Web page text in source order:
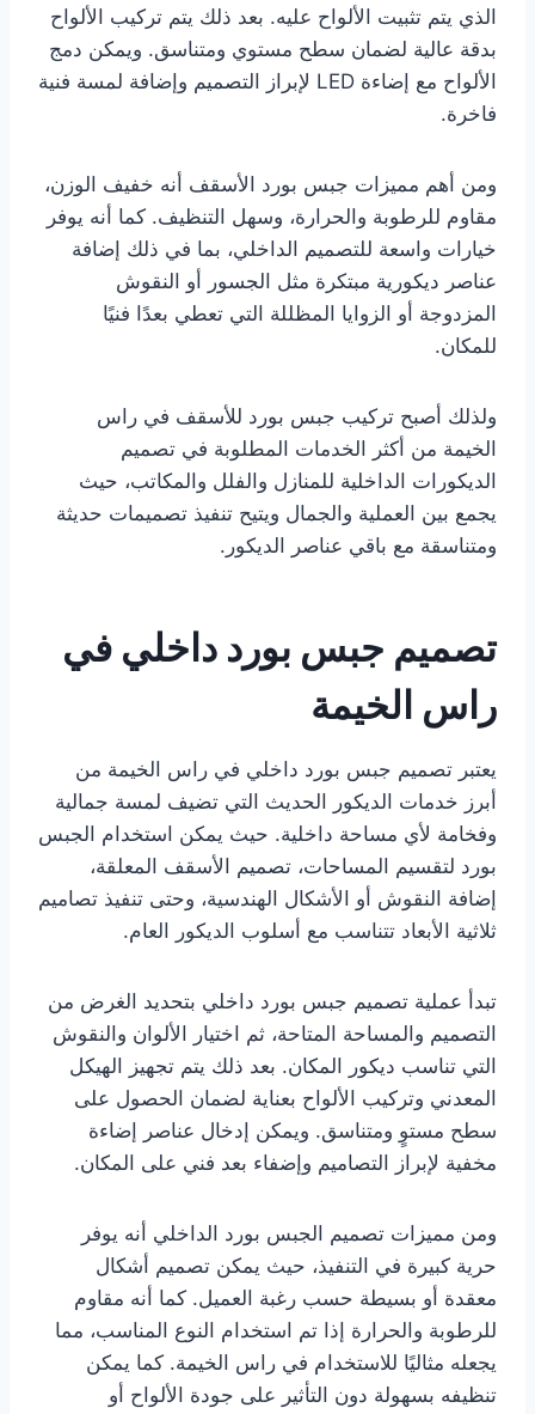
الذي يتم تثبيت الألواح عليه. بعد ذلك يتم تركيب الألواح
بدقة عالية لضمان سطح مستوي ومتناسق. ويمكن دمج
الألواح مع إضاءة LED لإبراز التصميم وإضافة لمسة فنية
فاخرة.
ومن أهم مميزات جبس بورد الأسقف أنه خفيف الوزن،
مقاوم للرطوبة والحرارة، وسهل التنظيف. كما أنه يوفر
خيارات واسعة للتصميم الداخلي، بما في ذلك إضافة
عناصر ديكورية مبتكرة مثل الجسور أو النقوش
المزدوجة أو الزوايا المظللة التي تعطي بعدًا فنيًا
للمكان.
ولذلك أصبح تركيب جبس بورد للأسقف في راس
الخيمة من أكثر الخدمات المطلوبة في تصميم
الديكورات الداخلية للمنازل والفلل والمكاتب، حيث
يجمع بين العملية والجمال ويتيح تنفيذ تصميمات حديثة
ومتناسقة مع باقي عناصر الديكور.
تصميم جبس بورد داخلي في
راس الخيمة
يعتبر تصميم جبس بورد داخلي في راس الخيمة من
أبرز خدمات الديكور الحديث التي تضيف لمسة جمالية
وفخامة لأي مساحة داخلية. حيث يمكن استخدام الجبس
بورد لتقسيم المساحات، تصميم الأسقف المعلقة،
إضافة النقوش أو الأشكال الهندسية، وحتى تنفيذ تصاميم
ثلاثية الأبعاد تتناسب مع أسلوب الديكور العام.
تبدأ عملية تصميم جبس بورد داخلي بتحديد الغرض من
التصميم والمساحة المتاحة، ثم اختيار الألوان والنقوش
التي تناسب ديكور المكان. بعد ذلك يتم تجهيز الهيكل
المعدني وتركيب الألواح بعناية لضمان الحصول على
سطح مستوٍ ومتناسق. ويمكن إدخال عناصر إضاءة
مخفية لإبراز التصاميم وإضفاء بعد فني على المكان.
ومن مميزات تصميم الجبس بورد الداخلي أنه يوفر
حرية كبيرة في التنفيذ، حيث يمكن تصميم أشكال
معقدة أو بسيطة حسب رغبة العميل. كما أنه مقاوم
للرطوبة والحرارة إذا تم استخدام النوع المناسب، مما
يجعله مثاليًا للاستخدام في راس الخيمة. كما يمكن
تنظيفه بسهولة دون التأثير على جودة الألواح أو